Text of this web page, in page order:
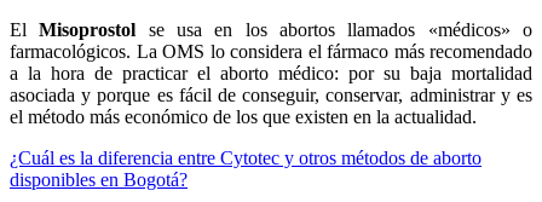
ElMisoprostol se usa en los abortos llamados «médicos» o
farmacológicos. La OMS lo considera el fármaco más recomendado
a la hora de practicar el aborto médico: por su baja mortalidad
asociada y porque es fácil de conseguir, conservar, administrar y es
el método más económico de los que existen en la actualidad.
¿Cuál es la diferencia entre Cytotec y otros métodos de aborto
disponibles en Bogotá?